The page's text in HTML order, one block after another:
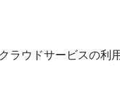
ラウドサービスの利